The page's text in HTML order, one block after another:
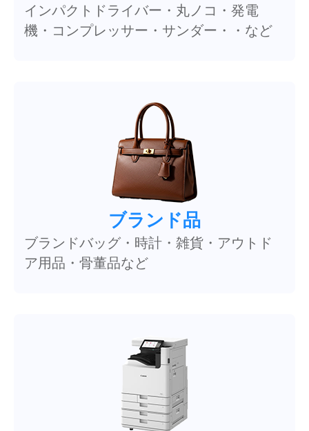
インパクトドライバー・丸ノコ・発電
機・コンプレッサー・サンダー・・など
ブランド品
ブランドバッグ・時計・雑貨・アウトド
ア用品・骨董品など